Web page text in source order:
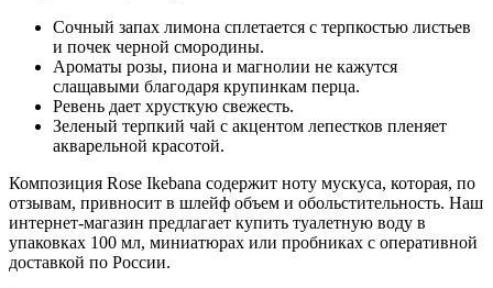
Сочный запах лимона сплетается с терпкостью листьев
и почек черной смородины.
Ароматы розы, пиона и магнолии не кажутся
слащавыми благодаря крупинкам перца.
Ревень дает хрусткую свежесть.
Зеленый терпкий чай с акцентом лепестков пленяет
акварельной красотой.
Композиция Rose Ikebana содержит ноту мускуса, которая, по
отзывам, привносит в шлейф объем и обольстительность. Наш
интернет-магазин предлагает купить туалетную воду в
упаковках 100 мл, миниатюрах или пробниках с оперативной
доставкой по России.